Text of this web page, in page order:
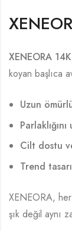
XENEORA
koyan başlıca
Uzun
Cilt dostu
Trend
XENEORA,
şık değil aynı